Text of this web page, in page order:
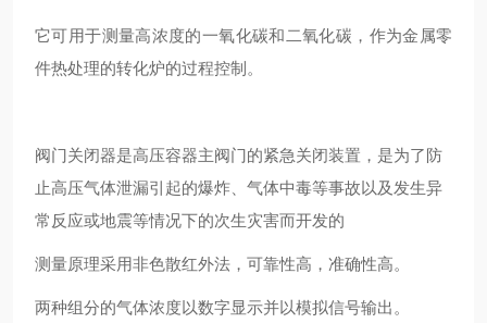
它可用于测量高浓度的一氧化碳和二氧化碳，作为金属零
件热处理的转化炉的过程控制。
阀门关闭器是高压容器主阀门的紧急关闭装置，是为了防
止高压气体泄漏引起的爆炸、气体中毒等事故以及发生异
常反应或地震等情况下的次生灾害而开发的
测量原理采用非色散红外法，可靠性高，准确性高。
两种组分的气体浓度以数字显示并以模拟信号输出。